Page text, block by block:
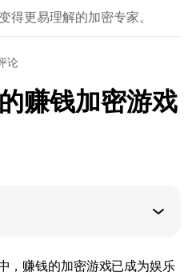
得更易理解的加密专家。
论
赚钱加密游戏
，赚钱的加密游戏已成为娱乐